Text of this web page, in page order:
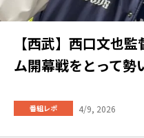
【西武】西口文也
ム開幕戦をとって勢
番組レポ 4/9, 2026